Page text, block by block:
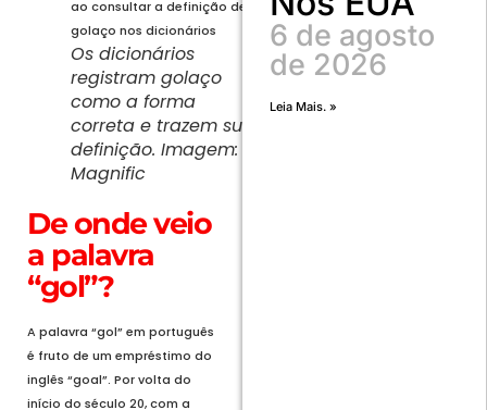
Os dicionários
registram golaço
como a forma
correta e trazem sua
definição. Imagem:
Magnific
De onde veio
a palavra
“gol”?
A palavra “gol” em português
é fruto de um empréstimo do
inglês “goal”. Por volta do
início do século 20, com a
6 de agosto
de 2026
Leia Mais. »